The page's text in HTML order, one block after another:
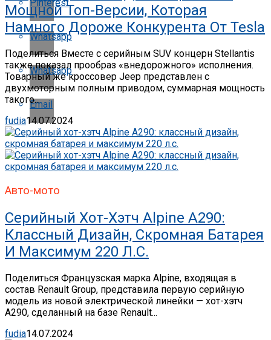
Pinterest
Whatsapp
Whatsapp
Email
Мощной Топ-Версии, Которая
Намного Дороже Конкурента От Tesla
Поделиться Вместе с серийным SUV концерн Stellantis
также показал прообраз «внедорожного» исполнения.
Товарный же кроссовер Jeep представлен с
двухмоторным полным приводом, суммарная мощность
такого...
fudia14.07.2024
Авто-мото
Серийный Хот-Хэтч Alpine A290:
Классный Дизайн, Скромная Батарея
И Максимум 220 Л.с.
Поделиться Французская марка Alpine, входящая в
состав Renault Group, представила первую серийную
модель из новой электрической линейки — хот-хэтч
A290, сделанный на базе Renault...
fudia14.07.2024